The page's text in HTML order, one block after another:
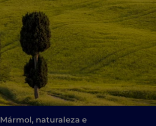
Mármol, naturaleza e